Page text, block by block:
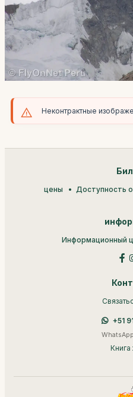
Неконтрактные
цены Доступность
Информационный
+51
WhatsApp